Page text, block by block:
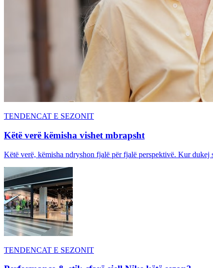
TENDENCAT E SEZONIT
Këtë verë këmisha vishet mbrapsht
Këtë verë, këmisha ndryshon fjalë për fjalë perspektivë. Kur dukej
TENDENCAT E SEZONIT